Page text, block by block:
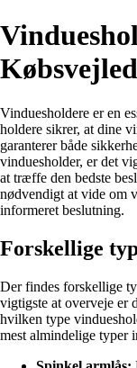
Vinduesholdere er en
holdere sikrer, at dine
garanterer både
vinduesholder, er det
at træffe den bedste
nødvendigt at vide om
informeret beslutning.
Forskellige
Der findes forskellige
vigtigste at overveje er
hvilken type
mest almindelige typer